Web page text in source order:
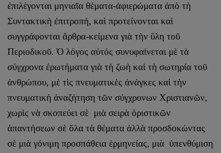
ἐπιλέγονται μηνιαῖα θέματα-ἀφιερώματα ἀπὸ τὴ
Συντακτικὴ ἐπιτροπή, καὶ προτείνονται καὶ
συγγράφονται ἄρθρα-κείμενα γιὰ τὴν ὕλη τοῦ
Περιοδικοῦ. Ὁ λόγος αὐτός συνυφαίνεται μὲ τὰ
σύγχρονα ἐρωτήματα γιὰ τὴ ζωὴ καὶ τὴ σωτηρία τοῦ
ἀνθρώπου, μὲ τὶς πνευματικὲς ἀνάγκες καὶ τὴν
πνευματικὴ ἀναζήτηση τῶν σύγχρονων Χριστιανῶν,
χωρὶς νὰ σκοπεύει σὲ μιὰ σειρὰ ὁριστικῶν
ἀπαντήσεων σὲ ὅλα τὰ θέματα ἀλλὰ προσδοκώντας
σὲ μιὰ γόνιμη προσπάθεια ἑρμηνείας, μιὰ ὑπενθύμιση